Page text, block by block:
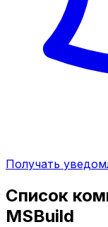
Получать
Список
MSBuild